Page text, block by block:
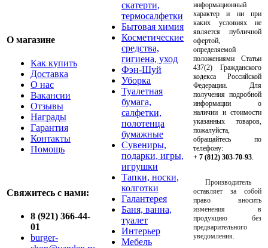
О магазине
Как купить
Доставка
О нас
Вакансии
Отзывы
Награды
Гарантия
Контакты
Помощь
Свяжитесь с нами:
8 (921) 366-44-
01
burger-
скатерти,
термосалфетки
Бытовая химия
Косметические
средства,
гигиена, уход
Фэн-Шуй
Уборка
Туалетная
бумага,
салфетки,
полотенца
бумажные
Сувениры,
подарки, игры,
игрушки
Тапки, носки,
колготки
Галантерея
Баня, ванна,
туалет
Интерьер
Мебель
информационный
характер и ни при
каких условиях не
является публичной
офертой,
определяемой
положениями Статьи
437(2) Гражданского
кодекса Российской
Федерации. Для
получения подробной
информации о
наличии и стоимости
указанных товаров,
пожалуйста,
обращайтесь по
телефону:
+ 7 (812) 303-70-93
Производитель
оставляет за собой
право вносить
изменения в
продукцию без
предварительного
уведомления.